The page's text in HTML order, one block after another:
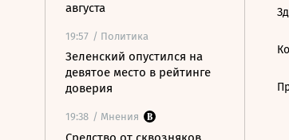
августа
19:57 / Политика
Зеленский опустился на
девятое место в рейтинге
доверия
19:38 / Мнения